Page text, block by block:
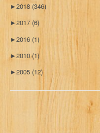
►2018 (346)
►2017 (6)
►2016 (1)
►2010(1)
►2005 (12)